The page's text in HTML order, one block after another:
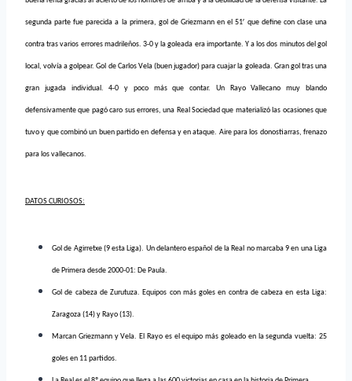
segunda parte fue parecida a la primera, gol de Griezmann en el 51′ que define con clase una
contra tras varios errores madrileños. 3-0 y la goleada era importante. Y a los dos minutos del gol
local, volvía a golpear. Gol de Carlos Vela (buen jugador) para cuajar la goleada. Gran gol tras una
gran jugada individual. 4-0 y poco más que contar. Un Rayo Vallecano muy blando
defensivamente que pagó caro sus errores, una Real Sociedad que materializó las ocasiones que
tuvo y que combinó un buen partido en defensa y en ataque. Aire para los donostiarras, frenazo
para los vallecanos.
DATOS CURIOSOS:
Gol de Agirretxe (9 esta Liga). Un delantero español de la Real no marcaba 9 en una Liga
de Primera desde 2000-01: De Paula.
Gol de cabeza de Zurutuza. Equipos con más goles en contra de cabeza en esta Liga:
Zaragoza (14) y Rayo (13).
Marcan Griezmann y Vela. El Rayo es el equipo más goleado en la segunda vuelta: 25
goles en 11 partidos.